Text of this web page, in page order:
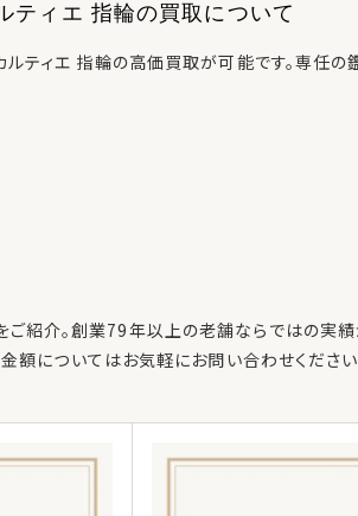
ティエ 指輪の買取について
ルティエ 指輪の高価買取が可能です。専任
紹介。創業79年以上の老舗ならではの実績
額についてはお気軽にお問い合わせください